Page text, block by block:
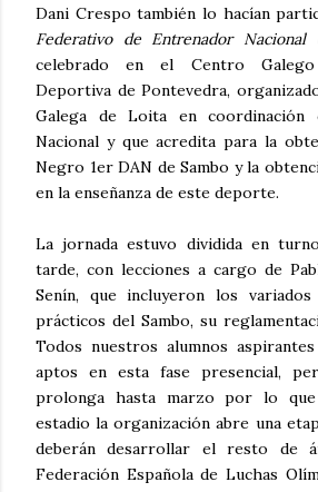
Dani Crespo también lo hacían
Federativo de Entrenador
celebrado en el Centro Galego
Deportiva de Pontevedra,
Galega de Loita en coordinación
Nacional y que acredita para la
Negro 1er DAN de Sambo y la
en la enseñanza de este deporte.
La jornada estuvo dividida en
tarde, con lecciones a cargo de
Senín, que incluyeron los
prácticos del Sambo, su
Todos nuestros alumnos
aptos en esta fase presencial,
prolonga hasta marzo por lo
estadio la organización abre una
deberán desarrollar el resto de
Federación Española de Luchas